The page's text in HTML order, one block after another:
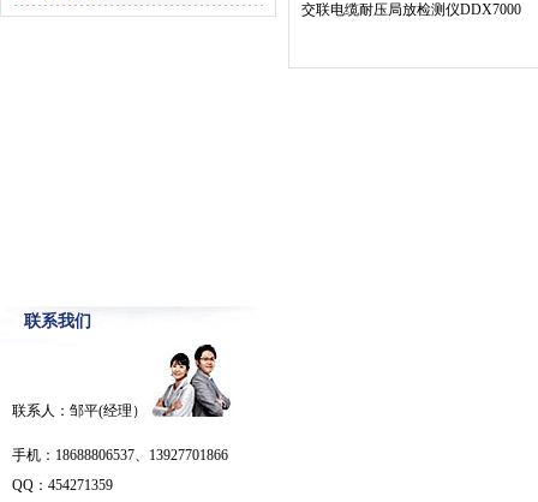
联系我们
联系人：邹平(经理）
手机：18688806537、13927701866
QQ：454271359
交联电缆耐压局放检测仪DDX7000